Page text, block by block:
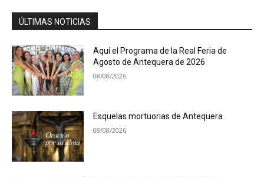
ÚLTIMAS NOTICIAS
Aquí el Programa de la Real Feria de
Agosto de Antequera de 2026
08/08/2026
Esquelas mortuorias de Antequera
08/08/2026